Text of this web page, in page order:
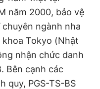
năm 2000, bảo vệ
ngành nha
Tokyo (Nhật
nhận chức danh
Bên cạnh các
quy, PGS-TS-BS